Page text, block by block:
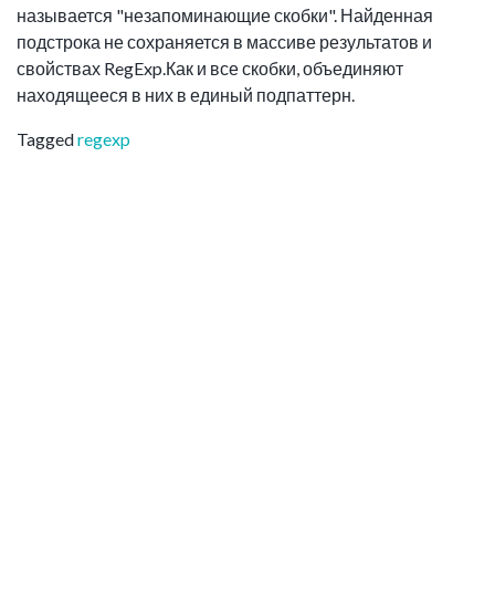
называется "незапоминающие скобки". Найденная
подстрока не сохраняется в массиве результатов и
свойствах RegExp.Как и все скобки, объединяют
находящееся в них в единый подпаттерн.
Taggedregexp